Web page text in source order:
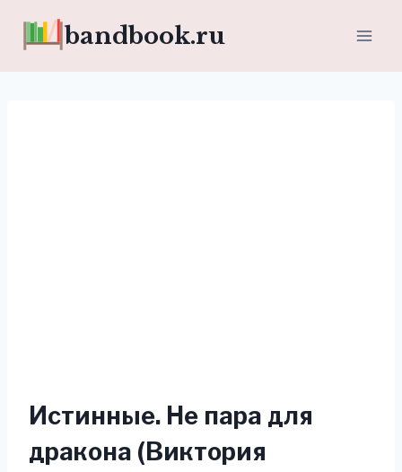
bandbook.ru
Истинные. Не пара для
дракона (Виктория